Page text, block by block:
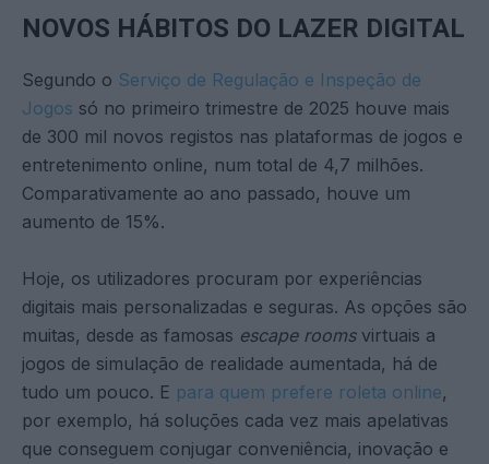
NOVOS HÁBITOS DO LAZER DIGITAL
Segundo o Serviço de Regulação e Inspeção de
Jogos só no primeiro trimestre de 2025 houve mais
de 300 mil novos registos nas plataformas de jogos e
entretenimento online, num total de 4,7 milhões.
Comparativamente ao ano passado, houve um
aumento de 15%.
Hoje, os utilizadores procuram por experiências
digitais mais personalizadas e seguras. As opções são
muitas, desde as famosas escape rooms virtuais a
jogos de simulação de realidade aumentada, há de
tudo um pouco. E para quem prefere roleta online,
por exemplo, há soluções cada vez mais apelativas
que conseguem conjugar conveniência, inovação e